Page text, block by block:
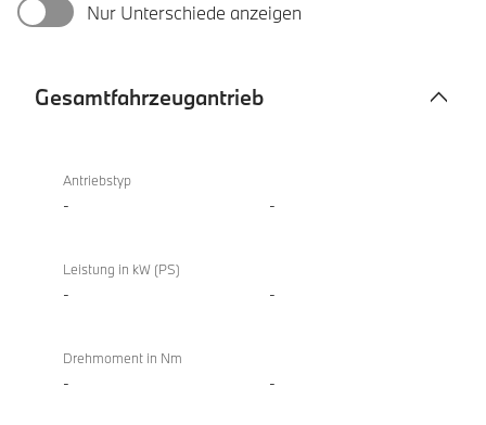
Nur Unterschiede anzeigen
Gesamtfahrzeugantrieb
xDrive20i
Antriebstyp
- -
Leistung in kW (PS)
- -
Drehmoment in Nm
- -